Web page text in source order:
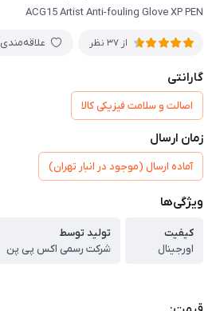
ACG15 Artist Anti-fouling Glove XP PEN
از 37 نظر علاقه‌مندی
گارانتی
اصالت و سلامت فیزیکی کالا
زمان ارسال
آماده ارسال (موجود در انبار تهران)
ویژگی‌ها
کیفیت
اورجینال
تولید توسط
شرکت رسمی اکس پی پن